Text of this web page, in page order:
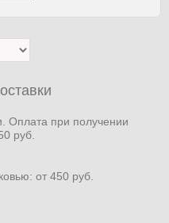
Оплата при получении
руб.
от 450 руб.